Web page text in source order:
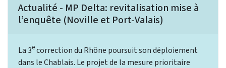
Actualité - MP Delta: revitalisation mise à
l’enquête (Noville et Port-Valais)
La 3ecorrection du Rhône poursuit son déploiement
dans le Chablais. Le projet de la mesure prioritaire